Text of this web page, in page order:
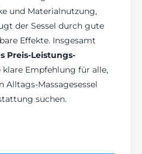
und Materialnutzung,
der Sessel durch gute
Effekte. Insgesamt
Preis-Leistungs-
klare Empfehlung für alle,
Alltags-Massagesessel
suchen.